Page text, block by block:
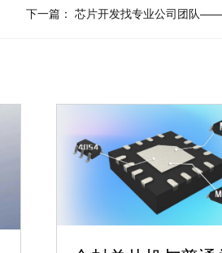
下一篇： 芯片开发找专业公司团队